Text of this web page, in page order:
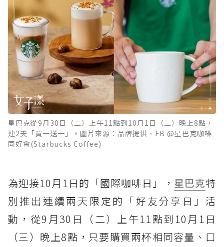
星巴克從9月30日（二）上午11點到10月1日（三）晚上8點，
連2天「買一送一」。圖片來源：品牌提供、FB @星巴克咖啡
同好會(Starbucks Coffee)
為迎接10月1日的「國際咖啡日」， 星巴克特
別推出連續兩天限定的「好友分享日」活
動，從9月30日（二）上午11點到10月1日
（三）晚上8點，只要購買兩杯相同容量、口